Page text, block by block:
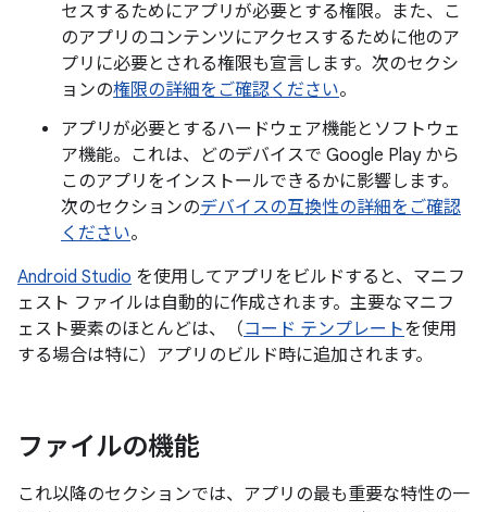
セスするためにアプリが必要とする権限。また、こ
のアプリのコンテンツにアクセスするために他のア
プリに必要とされる権限も宣言します。次のセクシ
ョンの権限の詳細をご確認ください。
アプリが必要とするハードウェア機能とソフトウェ
ア機能。これは、どのデバイスで Google Play から
このアプリをインストールできるかに影響します。
次のセクションのデバイスの互換性の詳細をご確認
ください。
Android Studio を使用してアプリをビルドすると、マニフ
ェスト ファイルは自動的に作成されます。主要なマニフ
ェスト要素のほとんどは、（コード テンプレートを使用
する場合は特に）アプリのビルド時に追加されます。
ファイルの機能
これ以降のセクションでは、アプリの最も重要な特性の一